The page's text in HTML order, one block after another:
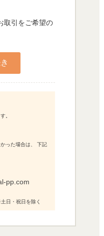
取引をご希望の
。
った場合は、 下記
pp.com
日・祝日を除く